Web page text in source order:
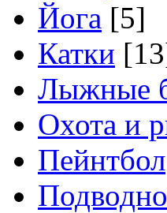
Йога [5]
Катки
Лыжные
Охота и
Пейнтбол